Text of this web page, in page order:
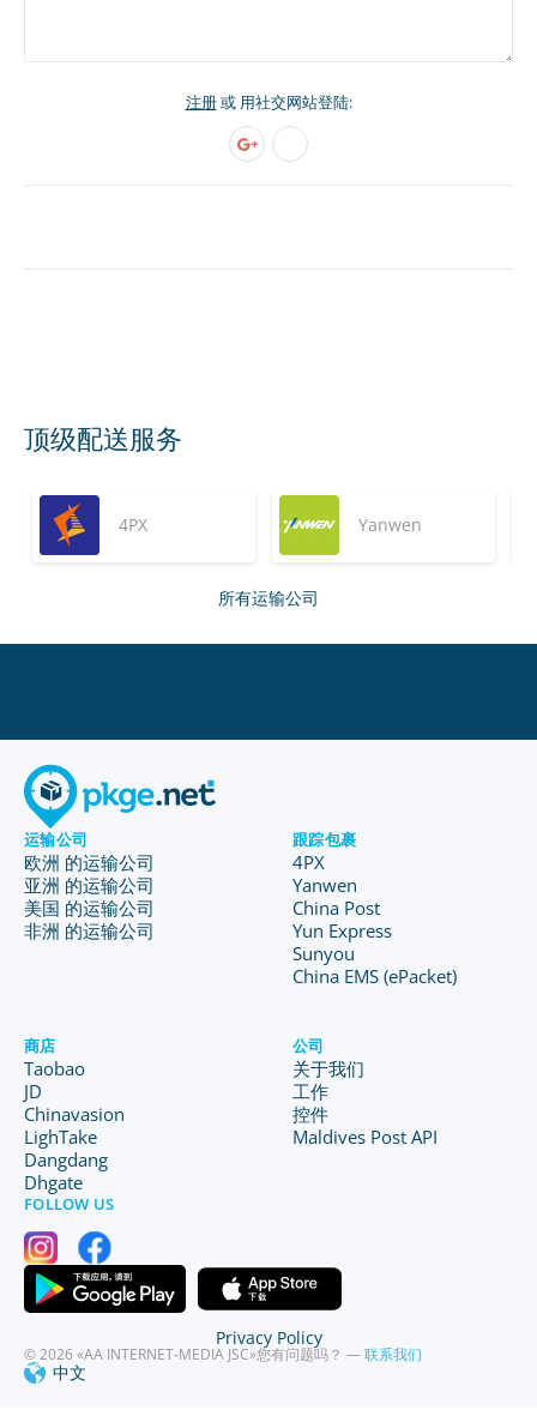
注册或 用社交网站登陆:
顶级配送服务
4PX Yanwen
所有运输公司
运输公司
欧洲 的运输公司
亚洲 的运输公司
美国 的运输公司
非洲 的运输公司
跟踪包裹
4PX
Yanwen
China Post
Yun Express
Sunyou
China EMS (ePacket)
商店
Taobao
JD
Chinavasion
LighTake
Dangdang
Dhgate
公司
关于我们
工作
控件
Maldives Post API
FOLLOW US
© 2026 «AA INTERNET-MEDIA JSC»您有问题吗？ —联系我们
中文
Privacy Policy